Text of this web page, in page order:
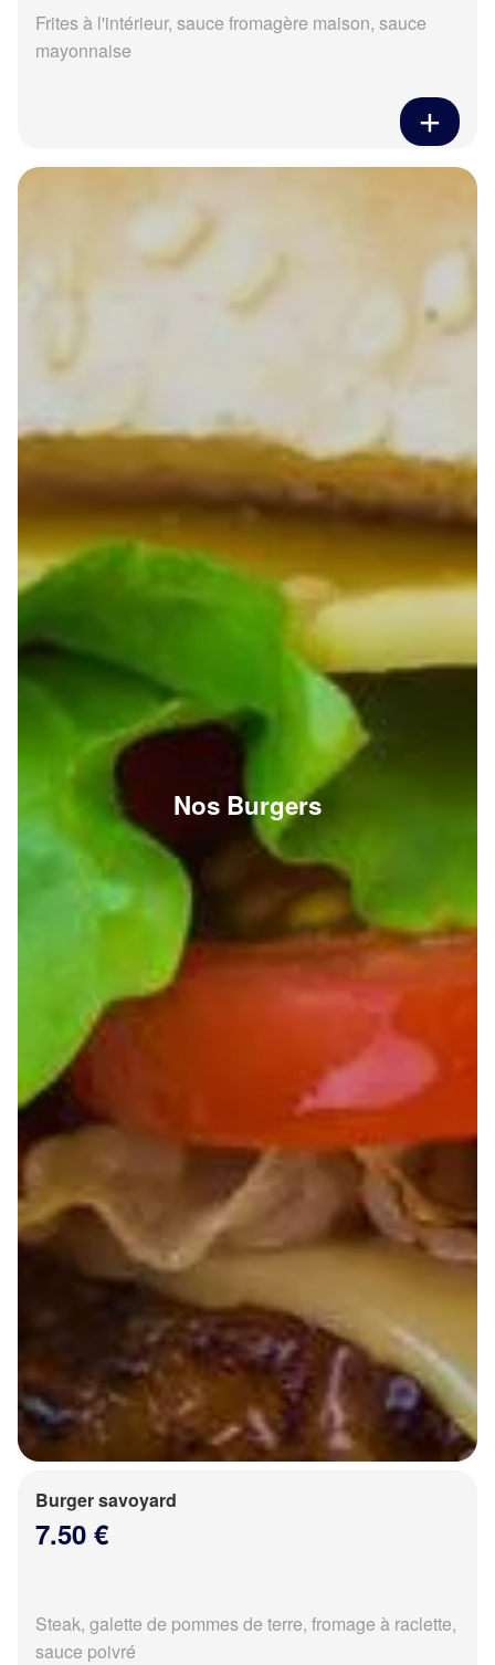
Frites à l'intérieur, sauce fromagère maison, sauce
mayonnaise
Nos Burgers
Burger savoyard
7.50 €
Steak, galette de pommes de terre, fromage à raclette,
sauce poivré